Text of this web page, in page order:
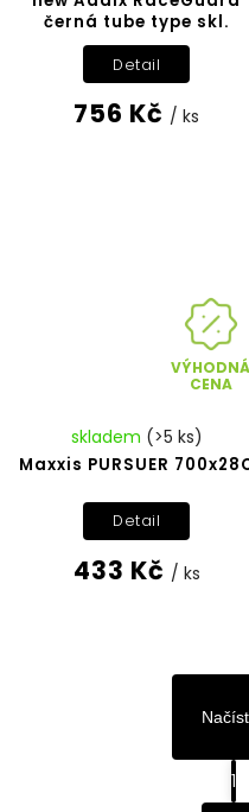
černá tube type skl.
756 Kč / ks
Detail
VÝHODNÁ
CENA
Maxxis PURSUER
skladem (>5 ks)
433 Kč / ks
Detail
1